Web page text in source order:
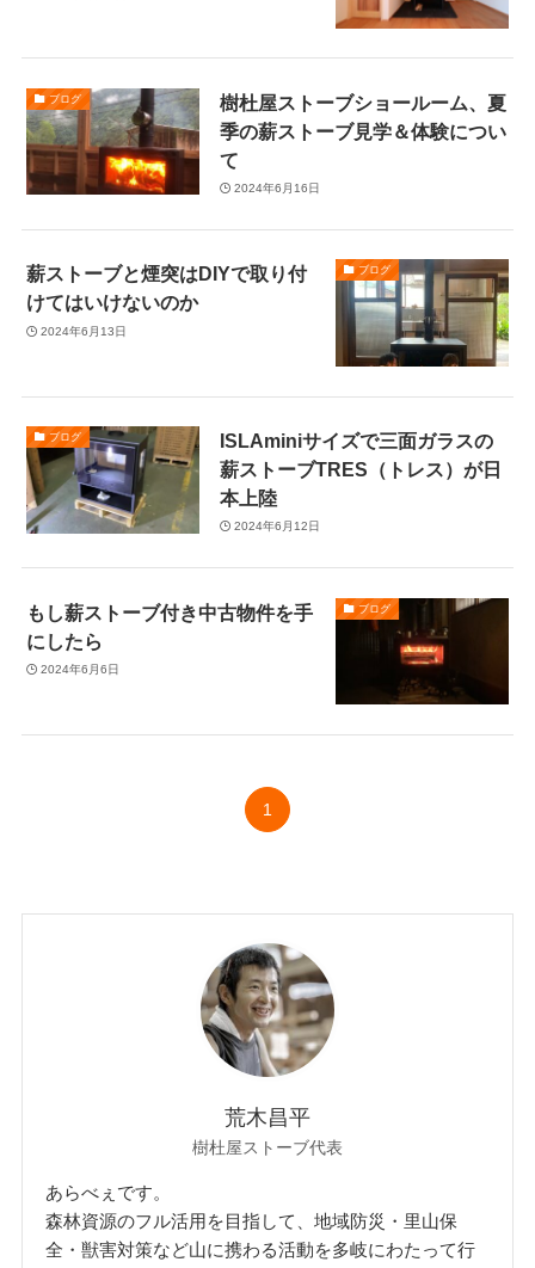
ブログ
樹杜屋ストーブショールーム、夏
季の薪ストーブ見学＆体験につい
て
2024年6月16日
ブログ
薪ストーブと煙突はDIYで取り付
けてはいけないのか
2024年6月13日
ブログ
ISLAminiサイズで三面ガラスの
薪ストーブTRES（トレス）が日
本上陸
2024年6月12日
ブログ
もし薪ストーブ付き中古物件を手
にしたら
2024年6月6日
1
荒木昌平
樹杜屋ストーブ代表
あらべぇです。
森林資源のフル活用を目指して、地域防災・里山保
全・獣害対策など山に携わる活動を多岐にわたって行